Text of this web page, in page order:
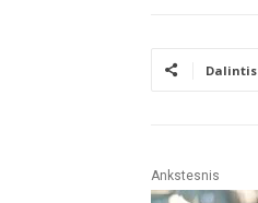
Dalintis
Ankstesnis